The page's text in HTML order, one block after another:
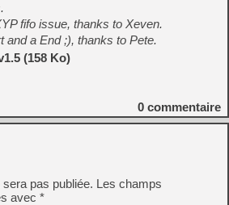
fifo issue, thanks to Xeven.
and a End ;), thanks to Pete.
(158 Ko)
0 commentaire
pas publiée. Les champs
avec *